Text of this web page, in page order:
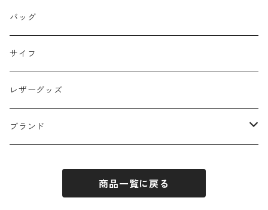
トップス
パンツ
スカート
アウター
バッグ
サイフ
レザーグッズ
ブランド
JHON BULL / ジョンブル
商品一覧に戻る